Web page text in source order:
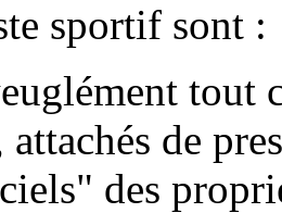
sportif sont :
tout
de
des